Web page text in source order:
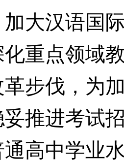
大汉语国
点领域教
步伐，为
推进考试
高中学业